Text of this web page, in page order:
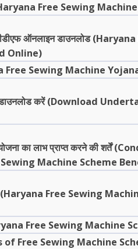
(Haryana Free Sewing
पीडीएफ ऑनलाइन डाउनलोड
Online)
Free Sewing Machine
डाउनलोड करें (Download
योजना का लाभ प्राप्त करने की शर्तें
Machine Scheme
(Haryana Free Sewing
(Haryana Free Sewing
of Free Sewing Machine